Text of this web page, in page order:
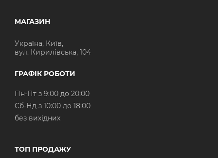
МАГАЗИН
Україна, Київ,
вул. Кирилівська, 104
ГРАФІК РОБОТИ
Пн-Пт з 9:00 до 20:00
Cб-Нд з 10:00 до 18:00
без вихідних
ТОП ПРОДАЖУ